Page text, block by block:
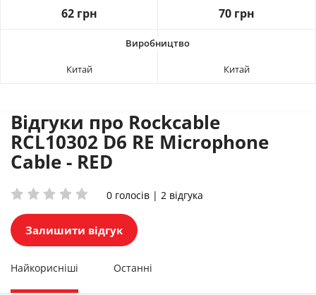
62 грн 70 грн
Китай Китай
Відгуки про Rockcable
RCL10302 D6 RE Microphone
Cable - RED
0 голосів | 2 відгука
Залишити відгук
Найкорисніші Останні